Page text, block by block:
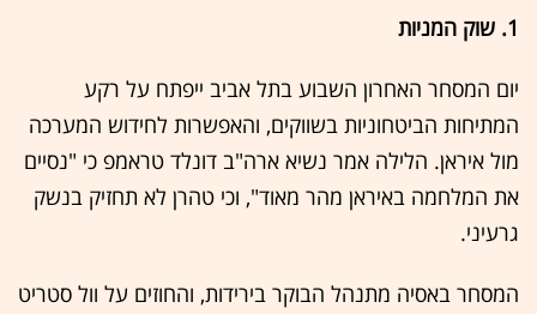
1. שוק המניות
יום המסחר האחרון השבוע בתל אביב ייפתח על רקע
המתיחות הביטחוניות בשווקים, והאפשרות לחידוש המערכה
מול איראן. הלילה אמר נשיא ארה"ב דונלד טראמפ כי "נסיים
את המלחמה באיראן מהר מאוד", וכי טהרן לא תחזיק בנשק
גרעיני.
המסחר באסיה מתנהל הבוקר בירידות, והחוזים על וול סטריט